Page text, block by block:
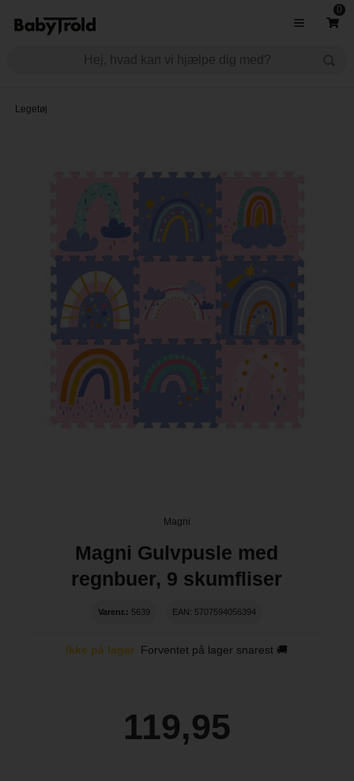
0
Legetøj
Magni
Magni Gulvpusle med
regnbuer, 9 skumfliser
Varenr.: 5639 EAN: 5707594056394
Ikke på lager Forventet på lager snarest 🚚
119,95